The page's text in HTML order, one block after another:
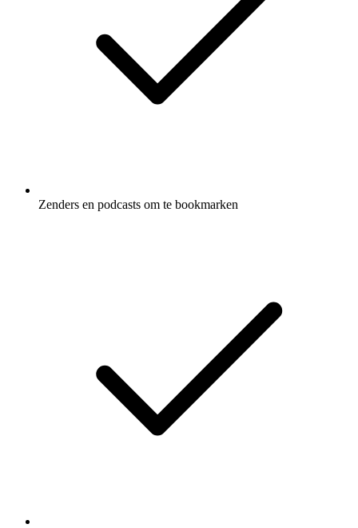
Zenders en podcasts om te bookmarken